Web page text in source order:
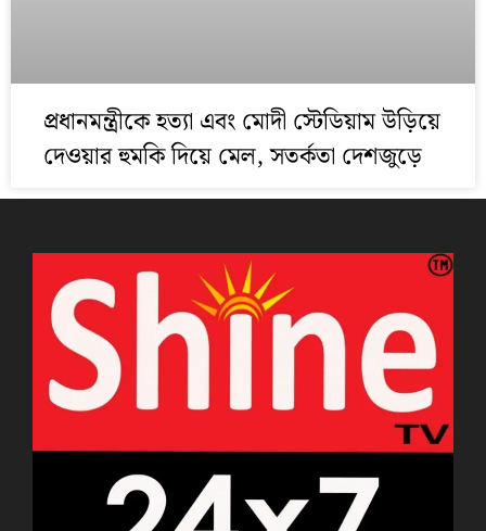
প্রধানমন্ত্রীকে হত্যা এবং মোদী স্টেডিয়াম উড়িয়ে
দেওয়ার হুমকি দিয়ে মেল, সতর্কতা দেশজুড়ে